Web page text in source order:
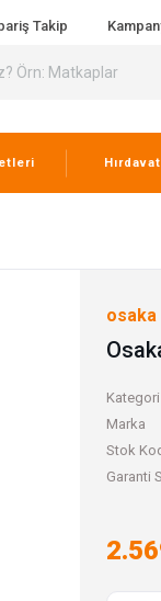
Takip
Hırdavat
osaka
Kategori
Marka
Stok
Garanti